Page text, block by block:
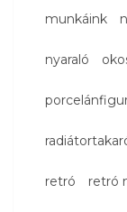
munkáink
nyaraló
retró retró